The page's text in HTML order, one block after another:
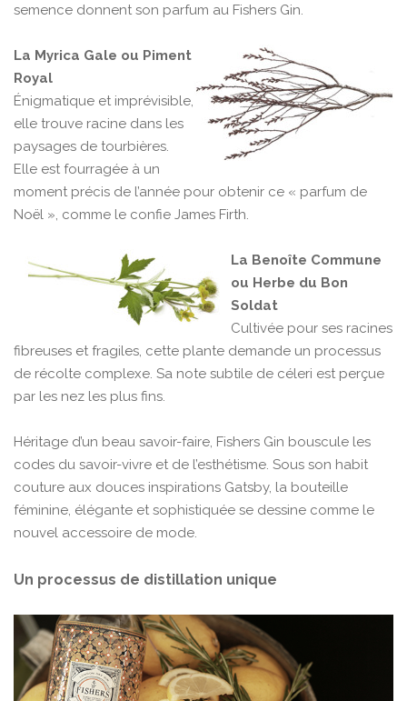
semence donnent son parfum au Fishers Gin.
La Myrica Gale ou Piment
Royal
Énigmatique et imprévisible,
elle trouve racine dans les
paysages de tourbières.
Elle est fourragée à un
moment précis de l’année pour obtenir ce « parfum de
Noël », comme le confie James Firth.
La Benoîte Commune
ou Herbe du Bon
Soldat
Cultivée pour ses racines
fibreuses et fragiles, cette plante demande un processus
de récolte complexe. Sa note subtile de céleri est perçue
par les nez les plus fins.
Héritage d’un beau savoir-faire, Fishers Gin bouscule les
codes du savoir-vivre et de l’esthétisme. Sous son habit
couture aux douces inspirations Gatsby, la bouteille
féminine, élégante et sophistiquée se dessine comme le
nouvel accessoire de mode.
Un processus de distillation unique